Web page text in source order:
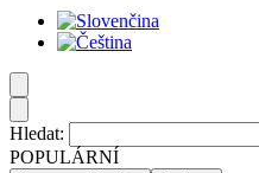
Hledat:
POPULÁRNÍ